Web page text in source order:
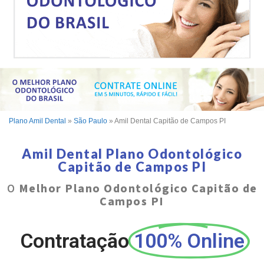
Plano Amil Dental » São Paulo » Amil Dental Capitão de Campos PI
Amil Dental Plano Odontológico
Capitão de Campos PI
O Melhor Plano Odontológico Capitão de
Campos PI
Contratação 100% Online